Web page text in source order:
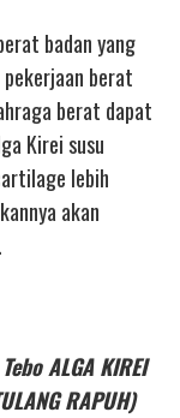
badan yang
berat
berat dapat
Kirei susu
lebih
akan
ALGA KIREI
RAPUH)